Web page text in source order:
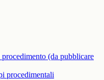
(da pubblicare
procedimentali